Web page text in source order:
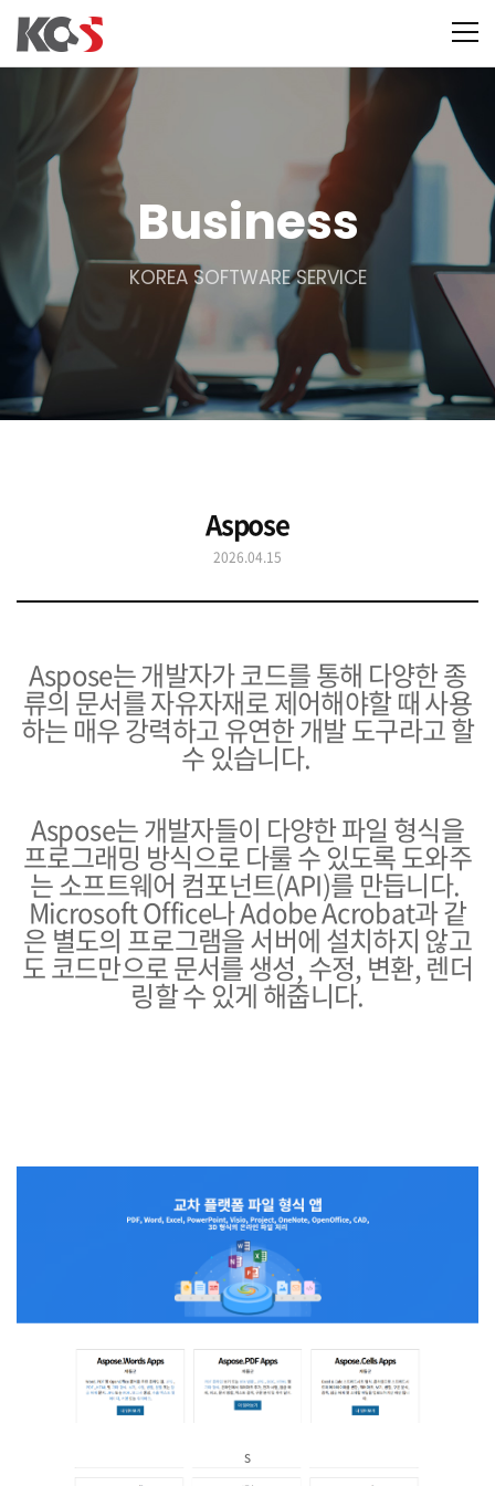
Business
KOREA SOFTWARE SERVICE
Aspose
2026.04.15
Aspose는 개발자가 코드를 통해 다양한 종
류의 문서를 자유자재로 제어해야할 때 사용
하는 매우 강력하고 유연한 개발 도구라고 할
수 있습니다.
Aspose는 개발자들이 다양한 파일 형식을
프로그래밍 방식으로 다룰 수 있도록 도와주
는 소프트웨어 컴포넌트(API)를 만듭니다.
Microsoft Office나 Adobe Acrobat과 같
은 별도의 프로그램을 서버에 설치하지 않고
도 코드만으로 문서를 생성, 수정, 변환, 렌더
링할 수 있게 해줍니다.
s